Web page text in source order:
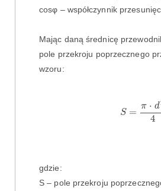
cosφ – współczynnik
Mając daną średnicę
pole przekroju poprzecznego
wzoru:
S =
π ⋅ d
4
gdzie:
S – pole przekroju